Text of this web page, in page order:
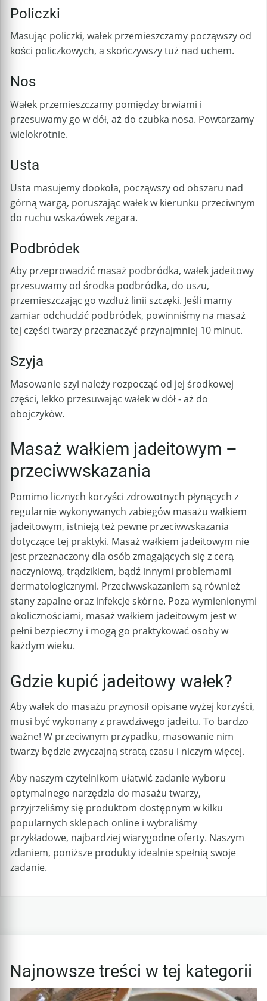
Policzki
Masując policzki, wałek przemieszczamy począwszy od
kości policzkowych, a skończywszy tuż nad uchem.
Nos
Wałek przemieszczamy pomiędzy brwiami i
przesuwamy go w dół, aż do czubka nosa. Powtarzamy
wielokrotnie.
Usta
Usta masujemy dookoła, począwszy od obszaru nad
górną wargą, poruszając wałek w kierunku przeciwnym
do ruchu wskazówek zegara.
Podbródek
Aby przeprowadzić masaż podbródka, wałek jadeitowy
przesuwamy od środka podbródka, do uszu,
przemieszczając go wzdłuż linii szczęki. Jeśli mamy
zamiar odchudzić podbródek, powinniśmy na masaż
tej części twarzy przeznaczyć przynajmniej 10 minut.
Szyja
Masowanie szyi należy rozpocząć od jej środkowej
części, lekko przesuwając wałek w dół - aż do
obojczyków.
Masaż wałkiem jadeitowym –
przeciwwskazania
Pomimo licznych korzyści zdrowotnych płynących z
regularnie wykonywanych zabiegów masażu wałkiem
jadeitowym, istnieją też pewne przeciwwskazania
dotyczące tej praktyki. Masaż wałkiem jadeitowym nie
jest przeznaczony dla osób zmagających się z cerą
naczyniową, trądzikiem, bądź innymi problemami
dermatologicznymi. Przeciwwskazaniem są również
stany zapalne oraz infekcje skórne. Poza wymienionymi
okolicznościami, masaż wałkiem jadeitowym jest w
pełni bezpieczny i mogą go praktykować osoby w
każdym wieku.
Gdzie kupić jadeitowy wałek?
Aby wałek do masażu przynosił opisane wyżej korzyści,
musi być wykonany z prawdziwego jadeitu. To bardzo
ważne! W przeciwnym przypadku, masowanie nim
twarzy będzie zwyczajną stratą czasu i niczym więcej.
Aby naszym czytelnikom ułatwić zadanie wyboru
optymalnego narzędzia do masażu twarzy,
przyjrzeliśmy się produktom dostępnym w kilku
popularnych sklepach online i wybraliśmy
przykładowe, najbardziej wiarygodne oferty. Naszym
zdaniem, poniższe produkty idealnie spełnią swoje
zadanie.
Najnowsze treści w tej kategorii